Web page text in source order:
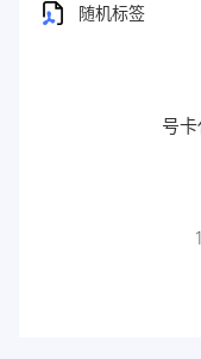
随机标签